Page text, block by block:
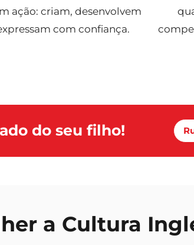
ação: criam, desenvolvem
com confiança.
do seu filho!
a Cultura